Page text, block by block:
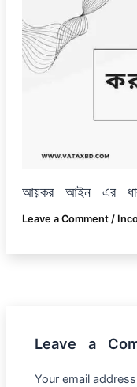
আয়কর আইন এর
Leave a Comment /
Leave a
Your email